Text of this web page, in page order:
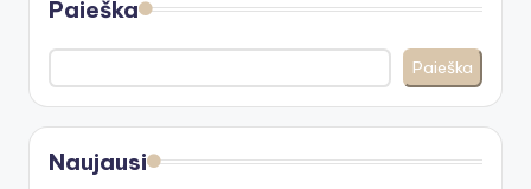
Paieška
Paieška
Naujausi